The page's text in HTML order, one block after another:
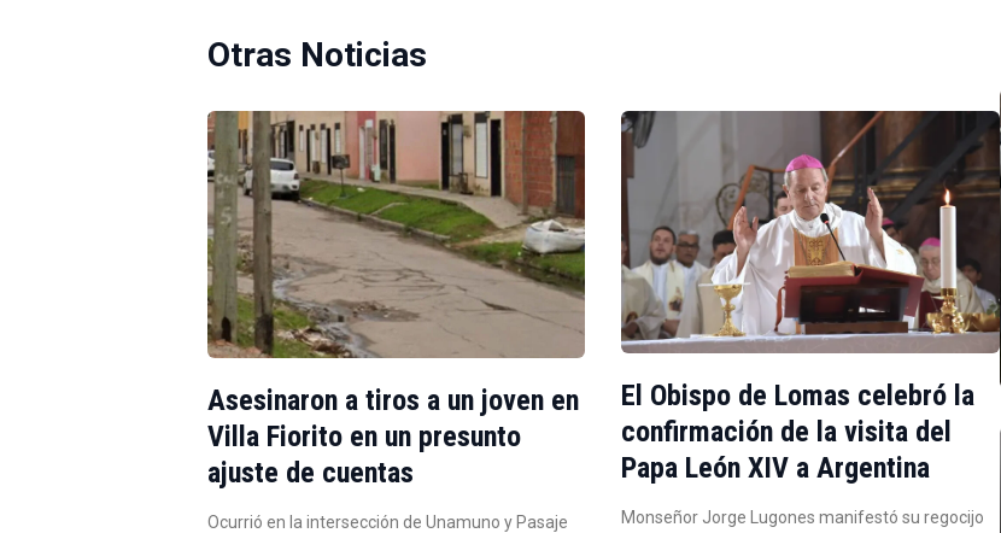
Otras Noticias
Asesinaron a tiros a un joven en
Villa Fiorito en un presunto
ajuste de cuentas
Ocurrió en la intersección de Unamuno y Pasaje
El Obispo de Lomas celebró la
confirmación de la visita del
Papa León XIV a Argentina
Monseñor Jorge Lugones manifestó su regocijo